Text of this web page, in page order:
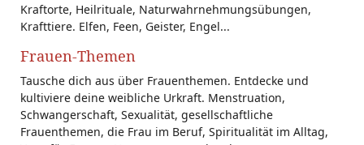
Kraftorte, Heilrituale, Naturwahrnehmungsübungen,
Krafttiere. Elfen, Feen, Geister, Engel...
Frauen-Themen
Tausche dich aus über Frauenthemen. Entdecke und
kultiviere deine weibliche Urkraft. Menstruation,
Schwangerschaft, Sexualität, gesellschaftliche
Frauenthemen, die Frau im Beruf, Spiritualität im Alltag,